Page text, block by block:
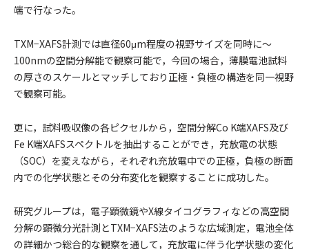
端で行なった。
TXM−XAFS計測では直径60μm程度の視野サイズを同時に～
100nmの空間分解能で観察可能で，今回の場合，薄膜電池試料
の厚さのスケールとマッチしており正極・負極の構造を同一視野
で観察可能。
更に，試料吸収像の各ピクセルから，空間分解Co K端XAFS及び
Fe K端XAFSスペクトルを抽出することができ，充放電の状態
（SOC）を変えながら，それぞれ充放電中での正極，負極の断面
内での化学状態とその分布変化を観察することに成功した。
研究グループは，電子顕微鏡やX線タイコグラフィなどの高空間
分解の顕微分光計測とTXM−XAFS法のような広域測定，電池全体
の詳細かつ総合的な観察を通して，充放電に伴う化学状態の変化